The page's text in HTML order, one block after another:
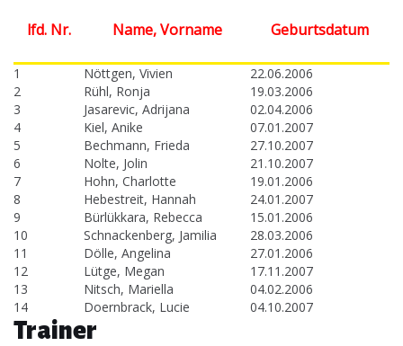
lfd. Nr. Name, Vorname Geburtsdatum
1 Nöttgen, Vivien
22.06.2006
2
Rühl, Ronja
19.03.2006
3
Jasarevic, Adrijana
02.04.2006
4
Kiel, Anike
07.01.2007
5
Bechmann, Frieda
27.10.2007
6
Nolte, Jolin
21.10.2007
7
Hohn, Charlotte
19.01.2006
8
Hebestreit, Hannah
24.01.2007
9
Bürlükkara, Rebecca
15.01.2006
10
Schnackenberg, Jamilia
28.03.2006
11
Dölle, Angelina
27.01.2006
12
Lütge, Megan
17.11.2007
13
Nitsch, Mariella
04.02.2006
14
Doernbrack, Lucie 04.10.2007
Trainer